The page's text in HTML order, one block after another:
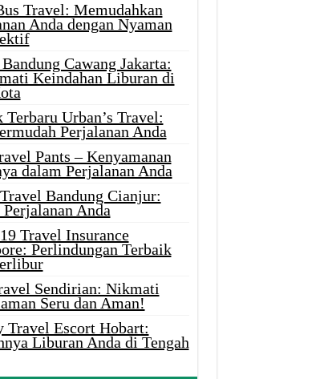
Travel: Memudahkan
Anda dengan Nyaman
Cawang Jakarta:
Keindahan Liburan di
Terbaru Urban’s Travel:
Perjalanan Anda
Pants – Kenyamanan
dalam Perjalanan Anda
Bandung Cianjur:
Anda
Travel Insurance
Perlindungan Terbaik
Sendirian: Nikmati
Seru dan Aman!
Travel Escort Hobart:
Liburan Anda di Tengah